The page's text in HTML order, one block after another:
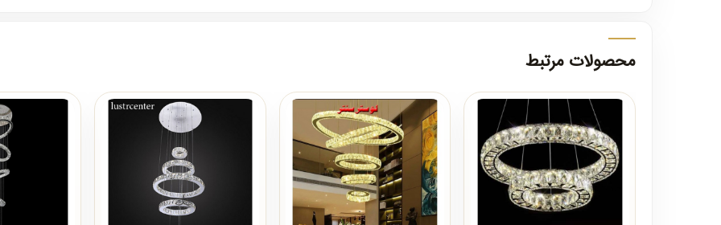
محصولات مرتبط